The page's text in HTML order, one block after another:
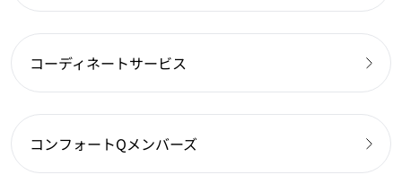
コーディネートサービス
コンフォートQメンバーズ